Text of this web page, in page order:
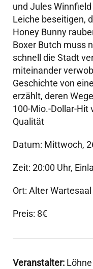
und Jules
Leiche beseitigen,
Honey Bunny
Boxer Butch muss
schnell die Stadt
miteinander
Geschichte von
erzählt, deren
100-Mio.-Dollar-Hit
Qualität
Datum: Mittwoch,
Zeit: 20:00 Uhr,
Ort: Alter Wartesaal
Preis: 8€
Veranstalter: